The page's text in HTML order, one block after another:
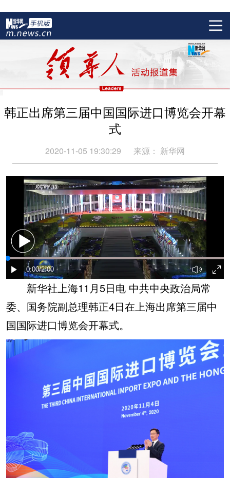
韩正出席第三届中国国际进口博览会开幕
式
2020-11-05 19:30:29 来源： 新华网
新华社上海11月5日电 中共中央政治局常
委、国务院副总理韩正4日在上海出席第三届中
国国际进口博览会开幕式。